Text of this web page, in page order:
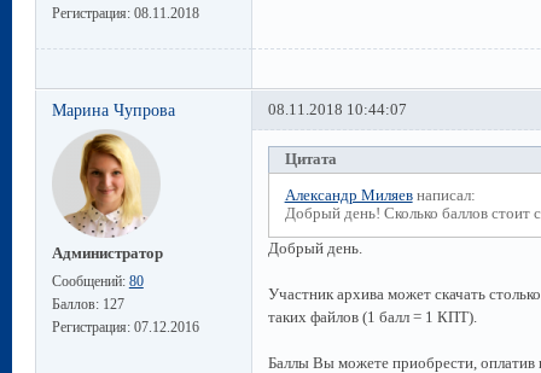
Регистрация: 08.11.2018
Марина Чупрова
Администратор
Сообщений: 80
Баллов: 127
Регистрация: 07.12.2016
08.11.2018 10:44:07
Цитата
Александр Миляевнаписал:
Добрый день! Сколько баллов стоит
Добрый день.
Участник архива может скачать
таких файлов (1 балл = 1 КПТ).
Баллы Вы можете приобрести, оплатив